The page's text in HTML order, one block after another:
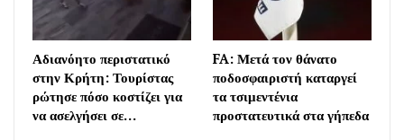
Αδιανόητο περιστατικό
στην Κρήτη: Τουρίστας
ρώτησε πόσο κοστίζει για
να ασελγήσει σε…
FA: Μετά τον θάνατο
ποδοσφαιριστή καταργεί
τα τσιμεντένια
προστατευτικά στα γήπεδα